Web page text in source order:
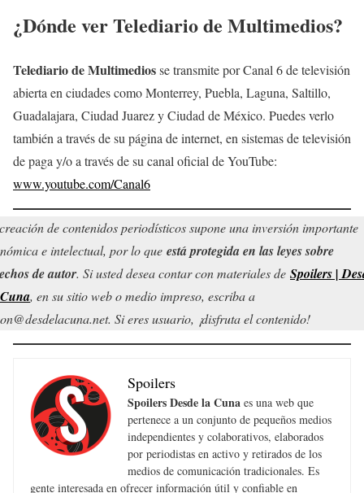
¿Dónde ver Telediario de Multimedios?
Telediario de Multimediosse transmite por Canal 6 de televisión
abierta en ciudades como Monterrey, Puebla, Laguna, Saltillo,
Guadalajara, Ciudad Juarez y Ciudad de México. Puedes verlo
también a través de su página de internet, en sistemas de televisión
de paga y/o a través de su canal oficial de YouTube:
www.youtube.com/Canal6
de contenidos periodísticos supone una inversión importante
e intelectual, por lo que está protegida en las leyes sobre
de autor. Si usted desea contar con materiales de Spoilers |
, en su sitio web o medio impreso, escriba a
Si eres usuario, ¡disfruta el contenido!
Spoilers
Spoilers Desde la Cuna es una web que
pertenece a un conjunto de pequeños medios
independientes y colaborativos, elaborados
por periodistas en activo y retirados de los
medios de comunicación tradicionales. Es
gente interesada en ofrecer información útil y confiable en